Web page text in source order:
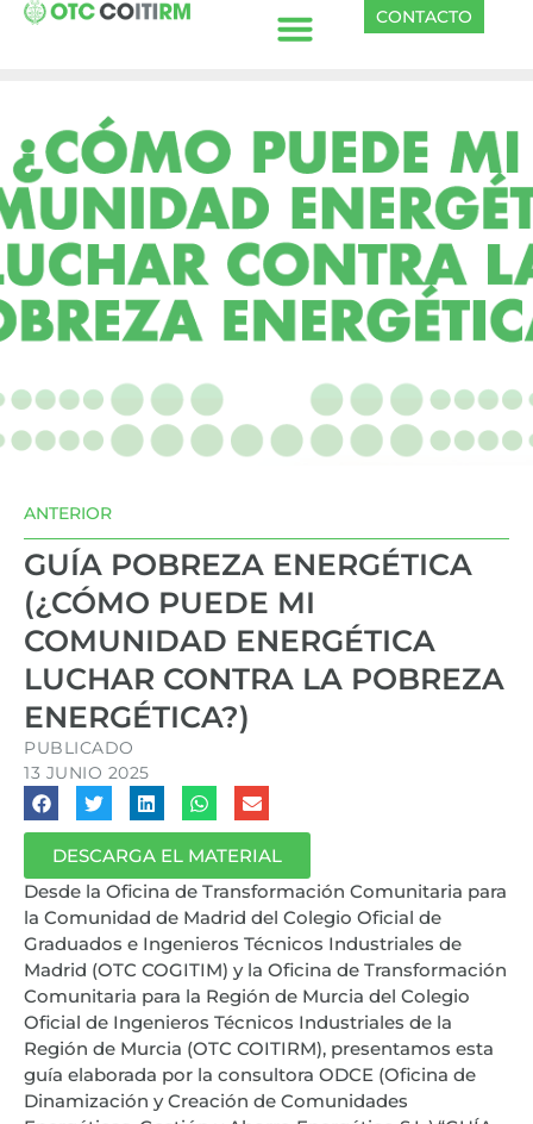
CONTACTO
ANTERIOR
GUÍA POBREZA ENERGÉTICA
(¿CÓMO PUEDE MI
COMUNIDAD ENERGÉTICA
LUCHAR CONTRA LA POBREZA
ENERGÉTICA?)
PUBLICADO
13 JUNIO 2025
DESCARGA EL MATERIAL
Desde la Oficina de Transformación Comunitaria para
la Comunidad de Madrid del Colegio Oficial de
Graduados e Ingenieros Técnicos Industriales de
Madrid (OTC COGITIM) y la Oficina de Transformación
Comunitaria para la Región de Murcia del Colegio
Oficial de Ingenieros Técnicos Industriales de la
Región de Murcia (OTC COITIRM), presentamos esta
guía elaborada por la consultora ODCE (Oficina de
Dinamización y Creación de Comunidades